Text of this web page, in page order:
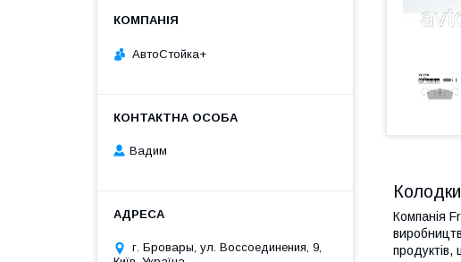
Компанія
продуктів,
АвтоСтойка+
Вадим
г. Бровары, ул. Воссоединения, 9,